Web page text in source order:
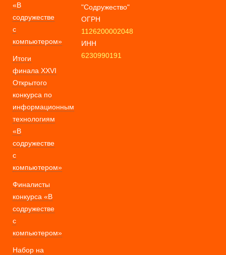
«В
содружестве
с
компьютером»
Итоги
финала XXVI
Открытого
конкурса по
информационным
технологиям
«В
содружестве
с
компьютером»
Финалисты
конкурса «В
содружестве
с
компьютером»
Набор на
"Содружество"
ОГРН
1126200002048
ИНН
6230990191